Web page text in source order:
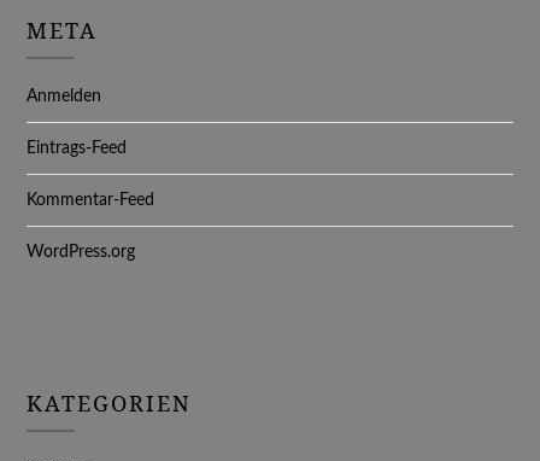
META
Anmelden
Eintrags-Feed
Kommentar-Feed
WordPress.org
KATEGORIEN